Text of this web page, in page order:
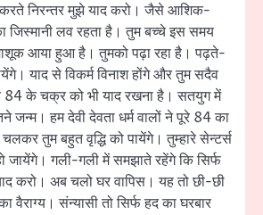
निरन्तर मुझे याद करो। जैसे आशिक-
जिस्मानी लव रहता है। तुम बच्चे इस समय
आया हुआ है। तुमको पढ़ा रहा है। पढ़ते-
याद से विकर्म विनाश होंगे और तुम सदैव
84 के चक्र को भी याद रखना है। सतयुग में
जन्म। हम देवी देवता धर्म वालों ने पूरे 84 का
तुम बहुत वृद्धि को पायेंगे। तुम्हारे सेन्टर्स
जायेंगे। गली-गली में समझाते रहेंगे कि सिर्फ
करो। अब चलो घर वापिस। यह तो छी-छी
वैराग्य। संन्यासी तो सिर्फ हद का घरबार